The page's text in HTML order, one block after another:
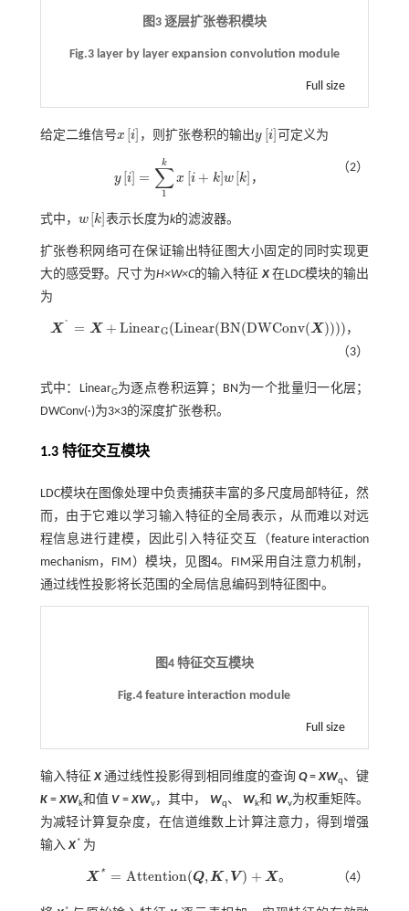
图3 逐层扩张卷积模块
Fig.3 layer by layer expansion convolution module
Full size
给定二维信号x [i]
xi ，则扩张卷积的输出y [i]
yi 可定义为
y [i] = ∑
1
k
x [i + k]w [k]
yi =∑ 1kx +k wk ，
（2）
式中， w [k]
wk 表示长度为k的滤波器。
扩张卷积网络可在保证输出特征图大小固定的同时实现更
大的感受野。尺寸为H×W×C的输入特征X在LDC模块的输出
为
X ^ = X + LinearG(Linear(BN(DWConv(X ))))
X^ X+L ine arG(Linear(BN(DWConv(X)) ))
，
（3）
式中：LinearG为逐点卷积运算；BN为一个批量归一化层；
DWConv(·)为3×3的深度扩张卷积。
1.3 特征交互模块
LDC模块在图像处理中负责捕获丰富的多尺度局部特征，然
而，由于它难以学习输入特征的全局表示，从而难以对远
程信息进行建模，因此引入特征交互（feature interaction
mechanism，FIM）模块，见 图4。FIM采用自注意力机制，
通过线性投影将长范围的全局信息编码到特征图中。
图4 特征交互模块
Fig.4 feature interaction module
Full size
输入特征X通过线性投影得到相同维度的查询Q=XWq、键
K=XWk和值V=XWv，其中， Wq、Wk和 Wv为权重矩阵。
为减轻计算复杂度，在信道维数上计算注意力，得到增强
输入X* 为
X * = Attention(Q,K, V ) + X。
X* Atenton(Q,K,V)+X。 （4）